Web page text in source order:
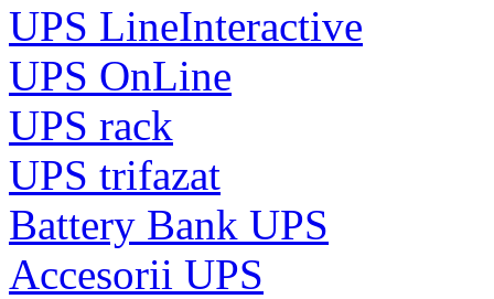
UPS LineInteractive
UPS OnLine
UPS rack
UPS trifazat
Battery Bank UPS
Accesorii UPS